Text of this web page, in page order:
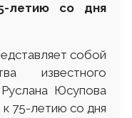
летию со дня
собой
известного
Руслана Юсупова
75-летию со дня